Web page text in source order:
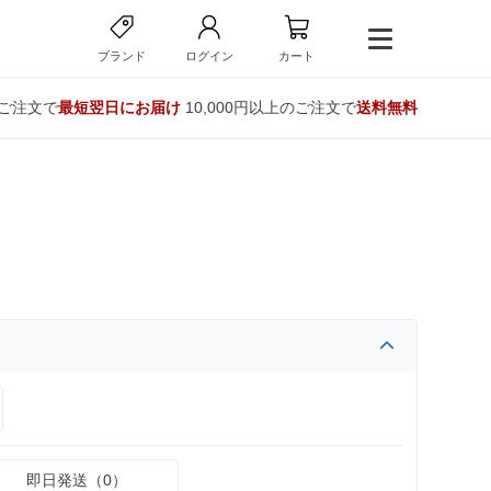
ブランド ログイン カート
注文で最短翌日にお届け10,000円以上のご注文で送料無料
即日発送（0）